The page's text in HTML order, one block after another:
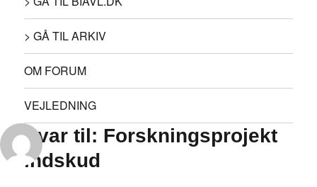
> GÅ TIL ARKIV
OM FORUM
VEJLEDNING
Svar til: Forskningsprojekt
indskud